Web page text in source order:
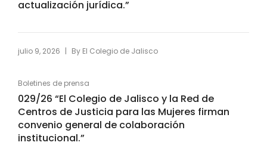
actualización jurídica.”
julio 9, 2026 | By El Colegio de Jalisco
Boletines de prensa
029/26 “El Colegio de Jalisco y la Red de
Centros de Justicia para las Mujeres firman
convenio general de colaboración
institucional.”